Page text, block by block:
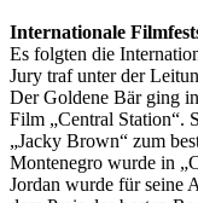
Internationale
Es folgten die
Jury traf unter der
Der Goldene Bär ging
Film „Central Station“.
„Jacky Brown“ zum
Montenegro wurde in
Jordan wurde für seine